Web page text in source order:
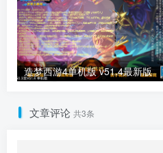
造梦西游4单机版 v51.4最新版
文章评论 共3条